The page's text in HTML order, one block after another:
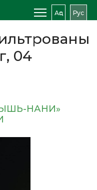
Аԥс Рус
04
НАНИ»